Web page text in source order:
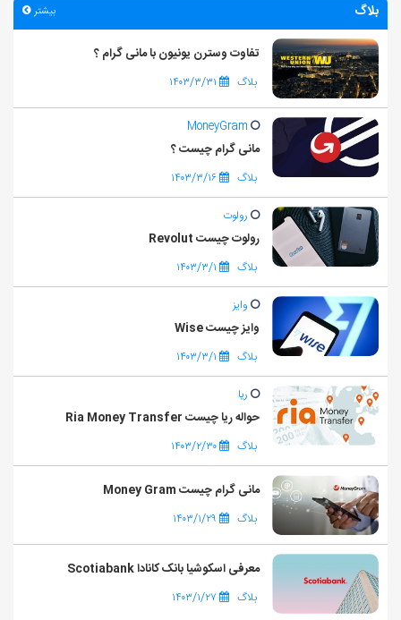
بلاگ بیشتر
تفاوت وسترن یونیون با مانی گرام ؟
بلاگ ۱۴۰۳/۳/۳۱
MoneyGram
مانی گرام چیست ؟
بلاگ ۱۴۰۳/۳/۱۶
رولوت
رولوت چیست Revolut
بلاگ ۱۴۰۳/۳/۱
وایز
وایز چیست Wise
بلاگ ۱۴۰۳/۳/۱
ریا
حواله ریا چیست Ria Money Transfer
بلاگ ۱۴۰۳/۲/۳۰
مانی گرام چیست Money Gram
بلاگ ۱۴۰۳/۱/۲۹
معرفی اسکوشیا بانک کانادا Scotiabank
بلاگ ۱۴۰۳/۱/۲۷